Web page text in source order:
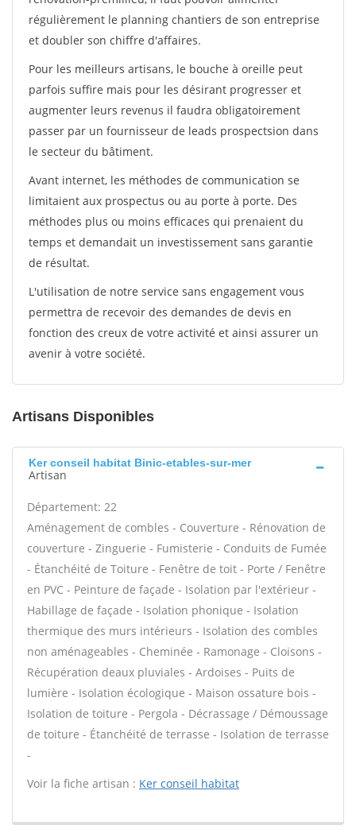
régulièrement le planning chantiers de son entreprise
et doubler son chiffre d'affaires.
Pour les meilleurs artisans, le bouche à oreille peut
parfois suffire mais pour les désirant progresser et
augmenter leurs revenus il faudra obligatoirement
passer par un fournisseur de leads prospectsion dans
le secteur du bâtiment.
Avant internet, les méthodes de communication se
limitaient aux prospectus ou au porte à porte. Des
méthodes plus ou moins efficaces qui prenaient du
temps et demandait un investissement sans garantie
de résultat.
L'utilisation de notre service sans engagement vous
permettra de recevoir des demandes de devis en
fonction des creux de votre activité et ainsi assurer un
avenir à votre société.
Artisans Disponibles
Ker conseil habitat Binic-etables-sur-mer
Artisan
Département: 22
Aménagement de combles - Couverture - Rénovation de
couverture - Zinguerie - Fumisterie - Conduits de Fumée
- Étanchéité de Toiture - Fenêtre de toit - Porte / Fenêtre
en PVC - Peinture de façade - Isolation par l'extérieur -
Habillage de façade - Isolation phonique - Isolation
thermique des murs intérieurs - Isolation des combles
non aménageables - Cheminée - Ramonage - Cloisons -
Récupération deaux pluviales - Ardoises - Puits de
lumière - Isolation écologique - Maison ossature bois -
Isolation de toiture - Pergola - Décrassage / Démoussage
de toiture - Étanchéité de terrasse - Isolation de terrasse
-
Voir la fiche artisan : Ker conseil habitat